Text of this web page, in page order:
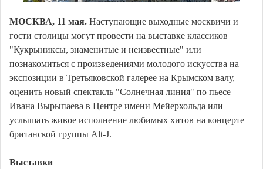
МОСКВА, 11 мая. Наступающие выходные москвичи и
гости столицы могут провести на выставке классиков
"Кукрыниксы, знаменитые и неизвестные" или
познакомиться с произведениями молодого искусства на
экспозиции в Третьяковской галерее на Крымском валу,
оценить новый спектакль "Солнечная линия" по пьесе
Ивана Вырыпаева в Центре имени Мейерхольда или
услышать живое исполнение любимых хитов на концерте
британской группы Alt-J.
Выставки